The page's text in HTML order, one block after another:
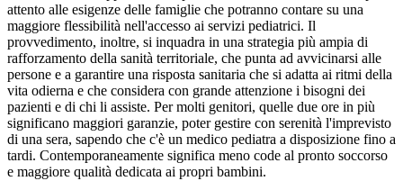
attento alle esigenze delle famiglie che potranno contare su una
maggiore flessibilità nell'accesso ai servizi pediatrici. Il
provvedimento, inoltre, si inquadra in una strategia più ampia di
rafforzamento della sanità territoriale, che punta ad avvicinarsi alle
persone e a garantire una risposta sanitaria che si adatta ai ritmi della
vita odierna e che considera con grande attenzione i bisogni dei
pazienti e di chi li assiste. Per molti genitori, quelle due ore in più
significano maggiori garanzie, poter gestire con serenità l'imprevisto
di una sera, sapendo che c'è un medico pediatra a disposizione fino a
tardi. Contemporaneamente significa meno code al pronto soccorso
e maggiore qualità dedicata ai propri bambini.